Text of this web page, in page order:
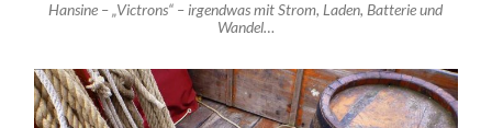
Hansine – „Victrons“ – irgendwas mit Strom, Laden, Batterie und
Wandel…